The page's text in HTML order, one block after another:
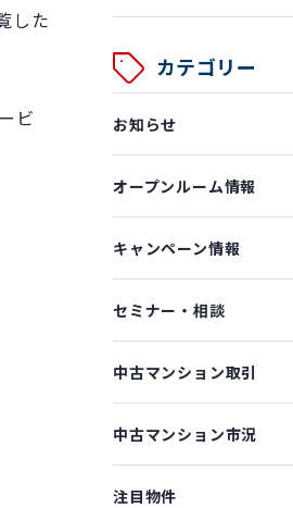
した
ビ
カテゴリー
お知らせ
オープンルーム情報
キャンペーン情報
セミナー・相談
中古マンション取引
中古マンション市況
注目物件